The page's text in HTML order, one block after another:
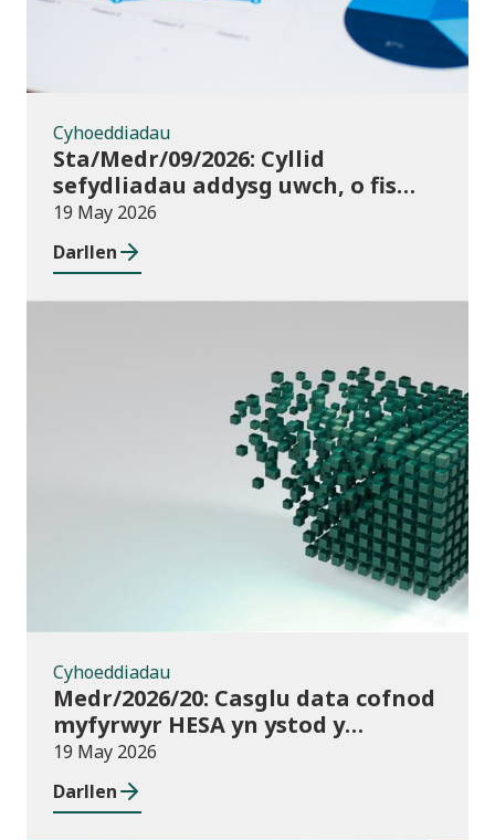
Cyhoeddiadau
Sta/Medr/09/2026: Cyllid
sefydliadau addysg uwch, o fis
Awst 2024 i fis Gorffennaf 2025
19 May 2026
Darllen
Cyhoeddiadau
Cyhoeddiadau
Medr/2026/20: Casglu data cofnod
myfyrwyr HESA yn ystod y
flwyddyn – disgwyliadau a chyllid
ar gyfer darparwyr addysg uwch
yng Nghymru
19 May 2026
Darllen